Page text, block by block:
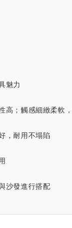
魅力
高；觸感細緻柔軟
，耐用不塌陷
沙發進行搭配